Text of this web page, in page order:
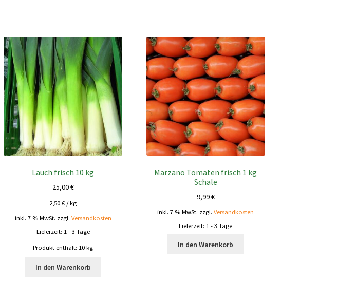
Lauch frisch 10 kg
25,00€
2,50€ /kg
inkl. 7 % MwSt. zzgl. Versandkosten
Lieferzeit: 1 - 3 Tage
Produkt enthält: 10kg
In den Warenkorb
Marzano Tomaten frisch 1 kg
Schale
9,99€
inkl. 7 % MwSt. zzgl.Versandkosten
Lieferzeit: 1 - 3 Tage
In den Warenkorb